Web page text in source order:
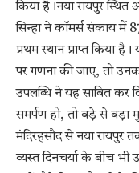
किया है।​नया रायपुर
सिन्हा ने कॉमर्स संकाय में
प्रथम स्थान प्राप्त किया
पर गणना की जाए, तो
उपलब्धि ने यह साबित कर
समर्पण हो, तो बड़े से बड़ा
मंदिरहसौद से नया
व्यस्त दिनचर्या के बीच